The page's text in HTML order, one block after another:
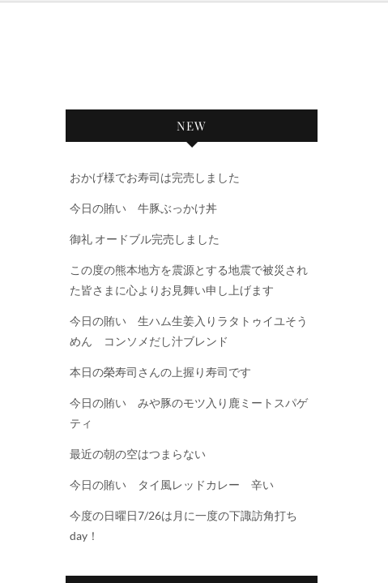
NEW
おかげ様でお寿司は完売しました
今日の賄い 牛豚ぶっかけ丼
御礼 オードブル完売しました
この度の熊本地方を震源とする地震で被災され
た皆さまに心よりお見舞い申し上げます
今日の賄い 生ハム生姜入りラタトゥイユそう
めん コンソメだし汁ブレンド
本日の榮寿司さんの上握り寿司です
今日の賄い みや豚のモツ入り鹿ミートスパゲ
ティ
最近の朝の空はつまらない
今日の賄い タイ風レッドカレー 辛い
今度の日曜日7/26は月に一度の下諏訪角打ち
day！